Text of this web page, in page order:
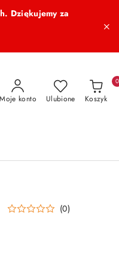
Dziękujemy za
Moje konto Ulubione Koszyk
0
(0)